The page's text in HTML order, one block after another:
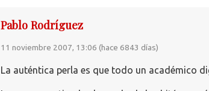
Pablo Rodríguez
11 noviembre 2007, 13:06 (hace 6843 días)
La auténtica perla es que todo un académico